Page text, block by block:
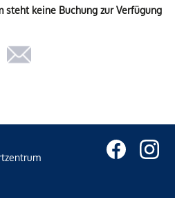
steht keine Buchung zur Verfügung